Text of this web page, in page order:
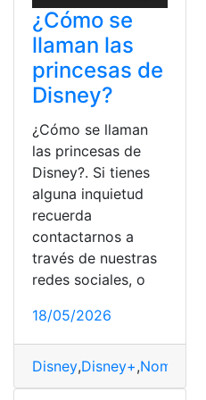
¿Cómo se
llaman las
princesas de
Disney?
¿Cómo se llaman
las princesas de
Disney?. Si tienes
alguna inquietud
recuerda
contactarnos a
través de nuestras
redes sociales, o
18/05/2026
Disney,Disney+,Nombre